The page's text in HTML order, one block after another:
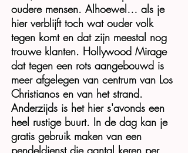
oudere mensen. Alhoewel… als je
hier verblijft toch wat ouder volk
tegen komt en dat zijn meestal nog
trouwe klanten. Hollywood Mirage
dat tegen een rots aangebouwd is
meer afgelegen van centrum van Los
Christianos en van het strand.
Anderzijds is het hier s'avonds een
heel rustige buurt. In de dag kan je
gratis gebruik maken van een
pendeldienst die aantal keren per